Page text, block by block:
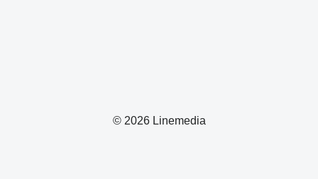
© 2026 Linemedia